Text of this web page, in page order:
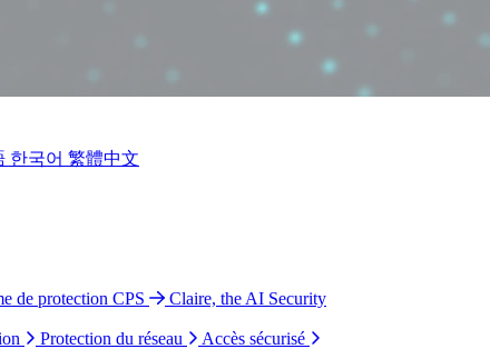
한국어 繁體中文
de protection CPS
Claire, the AI Security
Protection du réseau
Accès sécurisé